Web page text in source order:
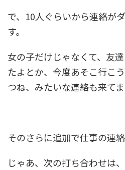
で、10人ぐらいから連絡が
す。
女の子だけじゃなくて、友
たよとか、今度あそこ行こ
つね、みたいな連絡も来てま
そのさらに追加で仕事の連
じゃあ、次の打ち合わせは